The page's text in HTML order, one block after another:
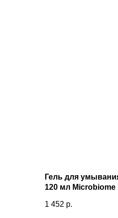
Гель для
120 мл
1 452 р.